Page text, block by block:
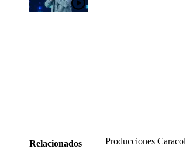
Relacionados Producciones Caracol